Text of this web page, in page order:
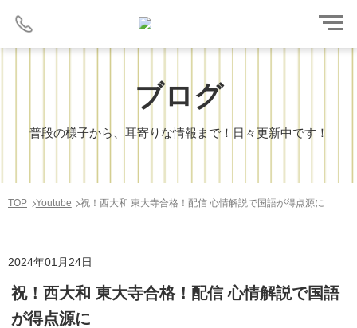
ブログ
普段の様子から、耳寄りな情報まで！日々更新中です！
TOP Youtube 祝！西大和 東大寺合格！配信 心情解説で国語が得点源に
2024年01月24日
祝！西大和 東大寺合格！配信 心情解説で国語
が得点源に